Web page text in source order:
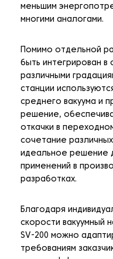
меньшим
многими аналогами.
Помимо отдельной
быть интегрирован в
различными
станции
среднего вакуума и
решение,
откачки в
сочетание
идеальное решение
применений в
разработках.
Благодаря
скорости вакуумный
SV-200 можно
требованиям